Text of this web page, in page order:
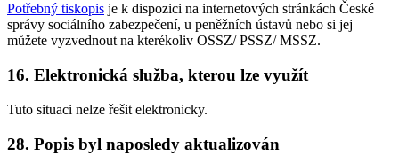
Potřebný tiskopis je k dispozici na internetových stránkách České
správy sociálního zabezpečení, u peněžních ústavů nebo si jej
můžete vyzvednout na kterékoliv OSSZ/ PSSZ/ MSSZ.
16. Elektronická služba, kterou lze využít
Tuto situaci nelze řešit elektronicky.
28. Popis byl naposledy aktualizován